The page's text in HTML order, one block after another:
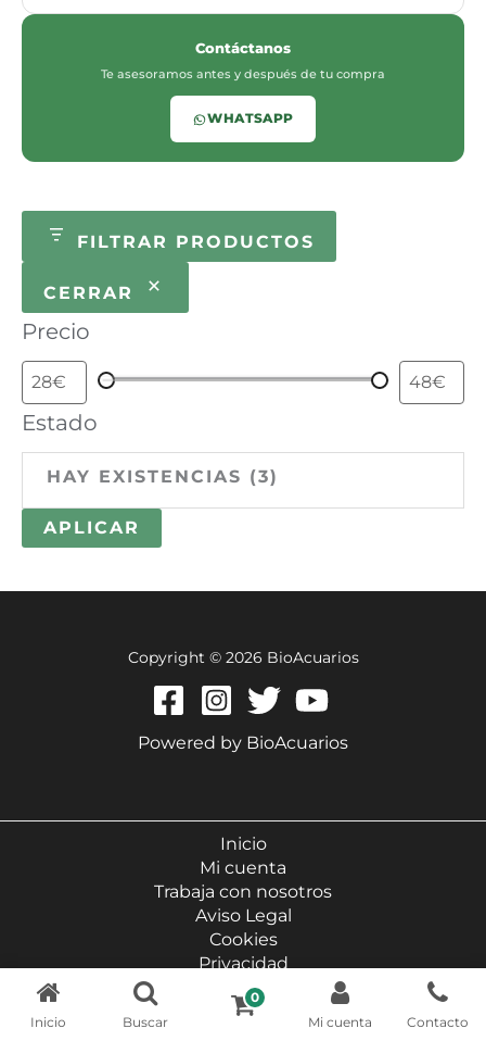
Contáctanos
Te asesoramos antes y después de tu compra
WHATSAPP
FILTRAR PRODUCTOS
CERRAR
Precio
Estado
HAY EXISTENCIAS (3
APLICAR
Copyright © 2026 BioAcuarios
Powered by BioAcuarios
Inicio
Mi cuenta
Trabaja con nosotros
Aviso Legal
Cookies
Privacidad
Condiciones generales
Política de envíos
Inicio Buscar
0
Mi cuenta
Contacto